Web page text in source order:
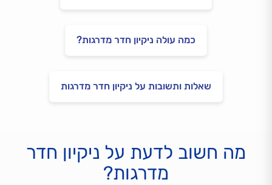
כמה עולה ניקיון חדר מדרגות?
שאלות ותשובות על ניקיון חדר מדרגות
מה חשוב לדעת על ניקיון חדר
מדרגות?